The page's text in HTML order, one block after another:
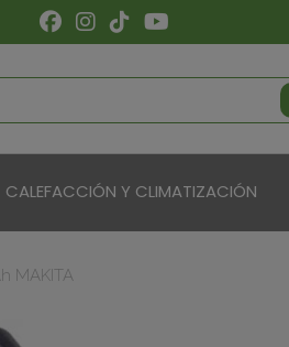
CALEFACCIÓN Y CLIMATIZACIÓN
MAKITA